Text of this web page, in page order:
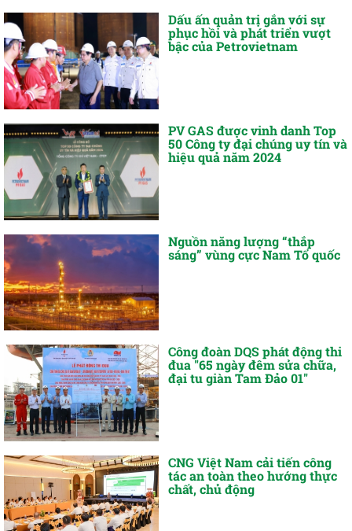
Dấu ấn quản trị gắn với sự
phục hồi và phát triển vượt
bậc của Petrovietnam
PV GAS được vinh danh Top
50 Công ty đại chúng uy tín và
hiệu quả năm 2024
Nguồn năng lượng “thắp
sáng” vùng cực Nam Tổ quốc
Công đoàn DQS phát động thi
đua "65 ngày đêm sửa chữa,
đại tu giàn Tam Đảo 01"
CNG Việt Nam cải tiến công
tác an toàn theo hướng thực
chất, chủ động